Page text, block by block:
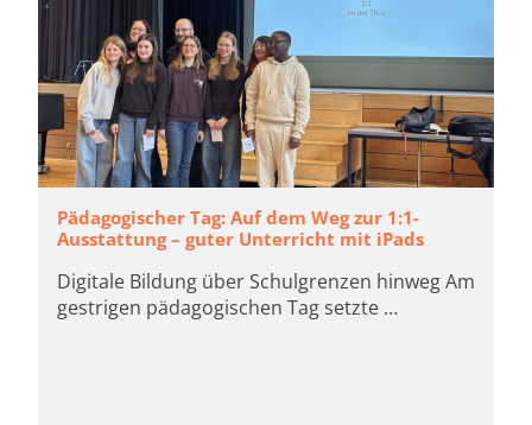
Pädagogischer Tag: Auf dem Weg zur 1:1-
Ausstattung – guter Unterricht mit iPads
Digitale Bildung über Schulgrenzen hinweg Am
gestrigen pädagogischen Tag setzte …